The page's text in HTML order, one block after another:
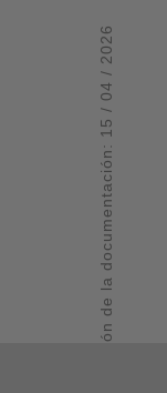
Revisión de la documentación: 15 / 04 / 2026